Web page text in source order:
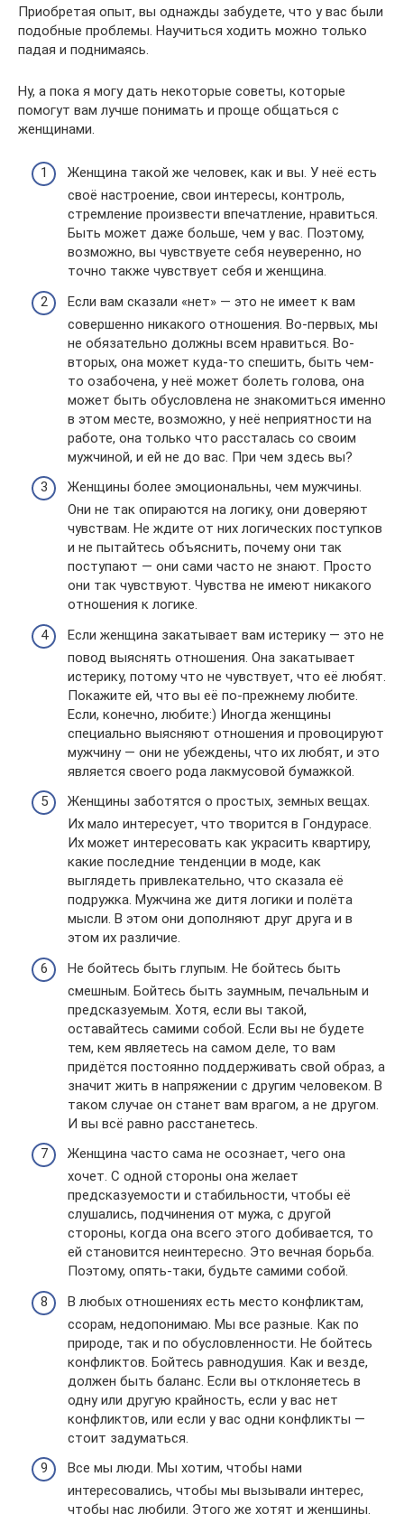
Приобретая опыт, вы однажды забудете, что у вас были
подобные проблемы. Научиться ходить можно только
падая и поднимаясь.
Ну, а пока я могу дать некоторые советы, которые
помогут вам лучше понимать и проще общаться с
женщинами.
Женщина такой же человек, как и вы. У неё есть
своё настроение, свои интересы, контроль,
стремление произвести впечатление, нравиться.
Быть может даже больше, чем у вас. Поэтому,
возможно, вы чувствуете себя неуверенно, но
точно также чувствует себя и женщина.
Если вам сказали «нет» — это не имеет к вам
совершенно никакого отношения. Во-первых, мы
не обязательно должны всем нравиться. Во-
вторых, она может куда-то спешить, быть чем-
то озабочена, у неё может болеть голова, она
может быть обусловлена не знакомиться именно
в этом месте, возможно, у неё неприятности на
работе, она только что рассталась со своим
мужчиной, и ей не до вас. При чем здесь вы?
Женщины более эмоциональны, чем мужчины.
Они не так опираются на логику, они доверяют
чувствам. Не ждите от них логических поступков
и не пытайтесь объяснить, почему они так
поступают — они сами часто не знают. Просто
они так чувствуют. Чувства не имеют никакого
отношения к логике.
Если женщина закатывает вам истерику — это не
повод выяснять отношения. Она закатывает
истерику, потому что не чувствует, что её любят.
Покажите ей, что вы её по-прежнему любите.
Если, конечно, любите:) Иногда женщины
специально выясняют отношения и провоцируют
мужчину — они не убеждены, что их любят, и это
является своего рода лакмусовой бумажкой.
Женщины заботятся о простых, земных вещах.
Их мало интересует, что творится в Гондурасе.
Их может интересовать как украсить квартиру,
какие последние тенденции в моде, как
выглядеть привлекательно, что сказала её
подружка. Мужчина же дитя логики и полёта
мысли. В этом они дополняют друг друга и в
этом их различие.
Не бойтесь быть глупым. Не бойтесь быть
смешным. Бойтесь быть заумным, печальным и
предсказуемым. Хотя, если вы такой,
оставайтесь самими собой. Если вы не будете
тем, кем являетесь на самом деле, то вам
придётся постоянно поддерживать свой образ, а
значит жить в напряжении с другим человеком. В
таком случае он станет вам врагом, а не другом.
И вы всё равно расстанетесь.
Женщина часто сама не осознает, чего она
хочет. С одной стороны она желает
предсказуемости и стабильности, чтобы её
слушались, подчинения от мужа, с другой
стороны, когда она всего этого добивается, то
ей становится неинтересно. Это вечная борьба.
Поэтому, опять-таки, будьте самими собой.
В любых отношениях есть место конфликтам,
ссорам, недопонимаю. Мы все разные. Как по
природе, так и по обусловленности. Не бойтесь
конфликтов. Бойтесь равнодушия. Как и везде,
должен быть баланс. Если вы отклоняетесь в
одну или другую крайность, если у вас нет
конфликтов, или если у вас одни конфликты —
стоит задуматься.
Все мы люди. Мы хотим, чтобы нами
интересовались, чтобы мы вызывали интерес,
чтобы нас любили. Этого же хотят и женщины.